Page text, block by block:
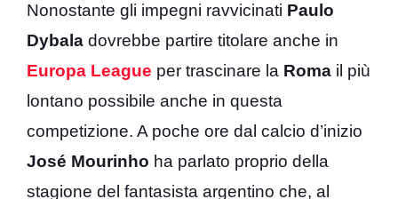
Nonostante gli impegni ravvicinati Paulo
Dybala dovrebbe partire titolare anche in
Europa League per trascinare la Roma il più
lontano possibile anche in questa
competizione. A poche ore dal calcio d’inizio
José Mourinho ha parlato proprio della
stagione del fantasista argentino che, al